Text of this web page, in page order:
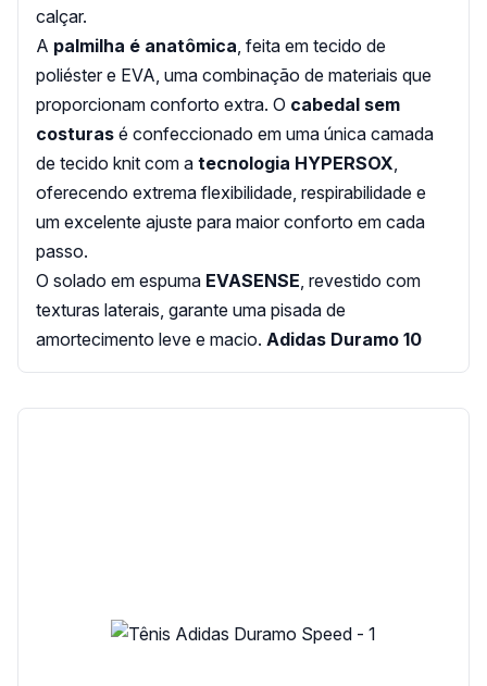
calçar.
A palmilha é anatômica , feita em tecido de
poliéster e EVA, uma combinação de materiais que
proporcionam conforto extra. O cabedal sem
costuras é confeccionado em uma única camada
de tecido knit com a tecnologia HYPERSOX
oferecendo extrema flexibilidade, respirabilidade e
um excelente ajuste para maior conforto em cada
passo.
O solado em espuma EVASENSE , revestido com
texturas laterais, garante uma pisada de
amortecimento leve e macio. Adidas Duramo 10